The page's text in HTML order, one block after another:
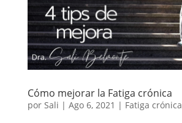
Cómo mejorar la Fatiga crónica
por Sali | Ago 6, 2021 | Fatiga crónica